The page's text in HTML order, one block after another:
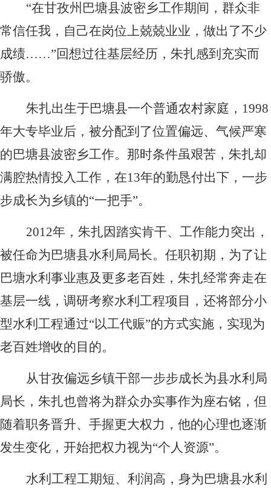
“在甘孜州巴塘县波密乡工作期间，群众非
常信任我，自己在岗位上兢兢业业，做出了不少
成绩……”回想过往基层经历，朱扎感到充实而
骄傲。
朱扎出生于巴塘县一个普通农村家庭，1998
年大专毕业后，被分配到了位置偏远、气候严寒
的巴塘县波密乡工作。那时条件虽艰苦，朱扎却
满腔热情投入工作，在13年的勤恳付出下，一步
步成长为乡镇的“一把手”。
2012年，朱扎因踏实肯干、工作能力突出，
被任命为巴塘县水利局局长。任职初期，为了让
巴塘水利事业惠及更多老百姓，朱扎经常奔走在
基层一线，调研考察水利工程项目，还将部分小
型水利工程通过“以工代赈”的方式实施，实现为
老百姓增收的目的。
从甘孜偏远乡镇干部一步步成长为县水利局
局长，朱扎也曾将为群众办实事作为座右铭，但
随着职务晋升、手握更大权力，他的心理也逐渐
发生变化，开始把权力视为“个人资源”。
水利工程工期短、利润高，身为巴塘县水利